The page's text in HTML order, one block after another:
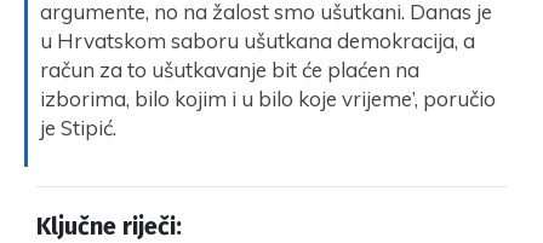
argumente, no na žalost smo ušutkani. Danas je
u Hrvatskom saboru ušutkana demokracija, a
račun za to ušutkavanje bit će plaćen na
izborima, bilo kojim i u bilo koje vrijeme’, poručio
je Stipić.
Ključne riječi: